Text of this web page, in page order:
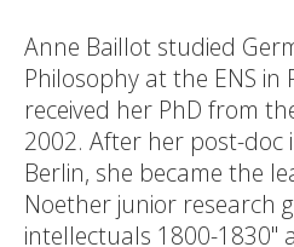
Anne Baillot studied
Philosophy at the ENS in
received her PhD from
2002. After her post-doc
Berlin, she became the
Noether junior research
intellectuals 1800-1830"